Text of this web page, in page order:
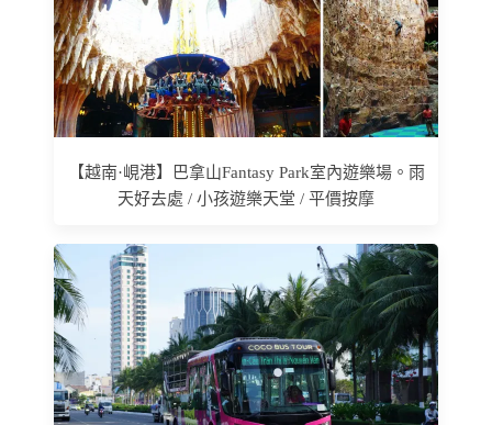
【越南·峴港】巴拿山Fantasy Park室內遊樂場。雨
天好去處 / 小孩遊樂天堂 / 平價按摩